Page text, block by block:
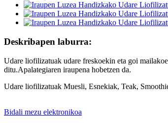
Deskribapen laburra:
Udare liofilizatuak udare freskoekin eta goi
ditu.Apalategiaren iraupena hobetzen da.
Udare liofilizatuak Muesli, Esnekiak, Teak,
Bidali mezu elektronikoa